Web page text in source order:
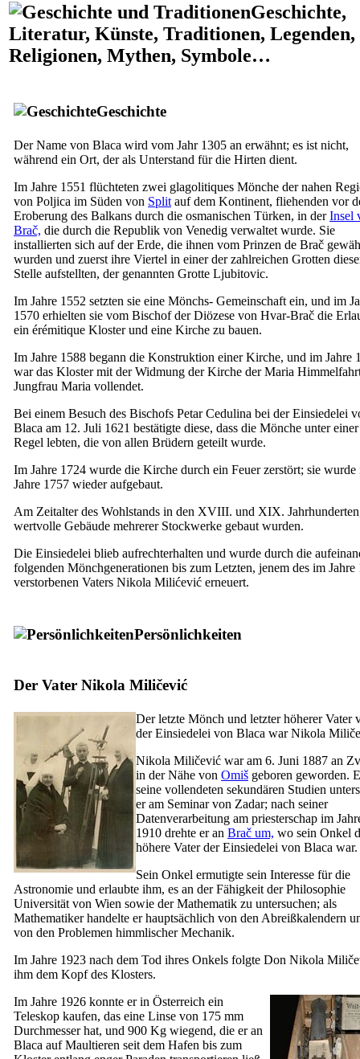
Geschichte,
Literatur, Künste, Traditionen, Legenden,
Religionen, Mythen, Symbole…
Geschichte
Der Name von Blaca wird vom Jahr 1305 an erwähnt; es ist nicht,
während ein Ort, der als Unterstand für die Hirten dient.
Im Jahre 1551 flüchteten zwei glagolitiques Mönche der nahen
von Poljica im Süden von Split auf dem Kontinent, fliehenden vor
Eroberung des Balkans durch die osmanischen Türken, in derInsel
Brač, die durch die Republik von Venedig verwaltet wurde. Sie
installierten sich auf der Erde, die ihnen vom Prinzen de Brač
wurden und zuerst ihre Viertel in einer der zahlreichen Grotten
Stelle aufstellten, der genannten Grotte Ljubitovic.
Im Jahre 1552 setzten sie eine Mönchs- Gemeinschaft ein, und im
1570 erhielten sie vom Bischof der Diözese von Hvar-Brač die
ein érémitique Kloster und eine Kirche zu bauen.
Im Jahre 1588 begann die Konstruktion einer Kirche, und im Jahre
war das Kloster mit der Widmung der Kirche der Maria
Jungfrau Maria vollendet.
Bei einem Besuch des Bischofs Petar Cedulina bei der Einsiedelei
Blaca am 12. Juli 1621 bestätigte diese, dass die Mönche unter
Regel lebten, die von allen Brüdern geteilt wurde.
Im Jahre 1724 wurde die Kirche durch ein Feuer zerstört; sie wurde
Jahre 1757 wieder aufgebaut.
Am Zeitalter des Wohlstands in den XVIII. und XIX.
wertvolle Gebäude mehrerer Stockwerke gebaut wurden.
Die Einsiedelei blieb aufrechterhalten und wurde durch die
folgenden Mönchgenerationen bis zum Letzten, jenem des im Jahre
verstorbenen Vaters Nikola Milićević erneuert.
Persönlichkeiten
Der Vater Nikola Miličević
Der letzte Mönch und letzter höherer Vater
der Einsiedelei von Blaca war Nikola
Nikola Miličević war am 6. Juni 1887 an
in der Nähe von Omiš geboren geworden.
seine vollendeten sekundären Studien
er am Seminar von Zadar; nach seiner
Datenverarbeitung am priesterschap im
1910 drehte er an Brač um, wo sein Onkel
höhere Vater der Einsiedelei von Blaca war.
Sein Onkel ermutigte sein Interesse für die
Astronomie und erlaubte ihm, es an der Fähigkeit der Philosophie
Universität von Wien sowie der Mathematik zu untersuchen; als
Mathematiker handelte er hauptsächlich von den Abreißkalendern
von den Problemen himmlischer Mechanik.
Im Jahre 1923 nach dem Tod ihres Onkels folgte Don Nikola
ihm dem Kopf des Klosters.
Im Jahre 1926 konnte er in Österreich ein
Teleskop kaufen, das eine Linse von 175 mm
Durchmesser hat, und 900 Kg wiegend, die er an
Blaca auf Maultieren seit dem Hafen bis zum